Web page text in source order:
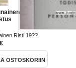
Risti -
Risti 19??
OSTOSKORIIN